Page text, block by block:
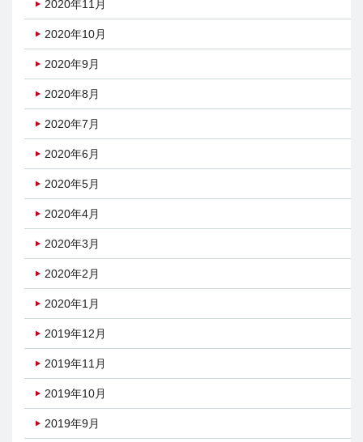
2020年11月
2020年10月
2020年9月
2020年8月
2020年7月
2020年6月
2020年5月
2020年4月
2020年3月
2020年2月
2020年1月
2019年12月
2019年11月
2019年10月
2019年9月